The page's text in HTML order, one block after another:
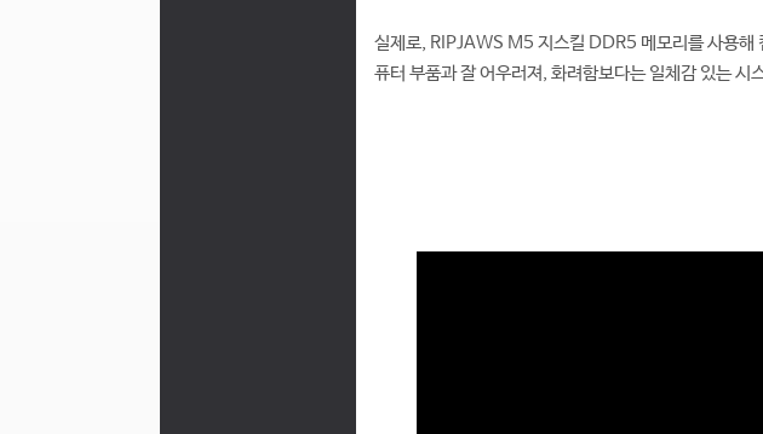
실제로, RIPJAWS M5 지스킬 DDR5 메모리를 사용해
퓨터 부품과 잘 어우러져, 화려함보다는 일체감 있는 시